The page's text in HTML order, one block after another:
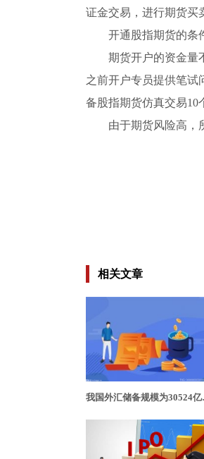
证金交易，进行期货买
开通股指期货的条
期货开户的资金量
之前开户专员提供笔试
备股指期货仿真交易10
由于期货风险高，
相关文章
我国外